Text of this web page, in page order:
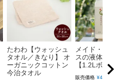
たわわ【ウォッシュ
タオル／きなり】 オ
ーガニックコットン
今治タオル
メイド・イン・
スの液体せっけ
【1.2Lボトル】
販売価格 ¥4,400